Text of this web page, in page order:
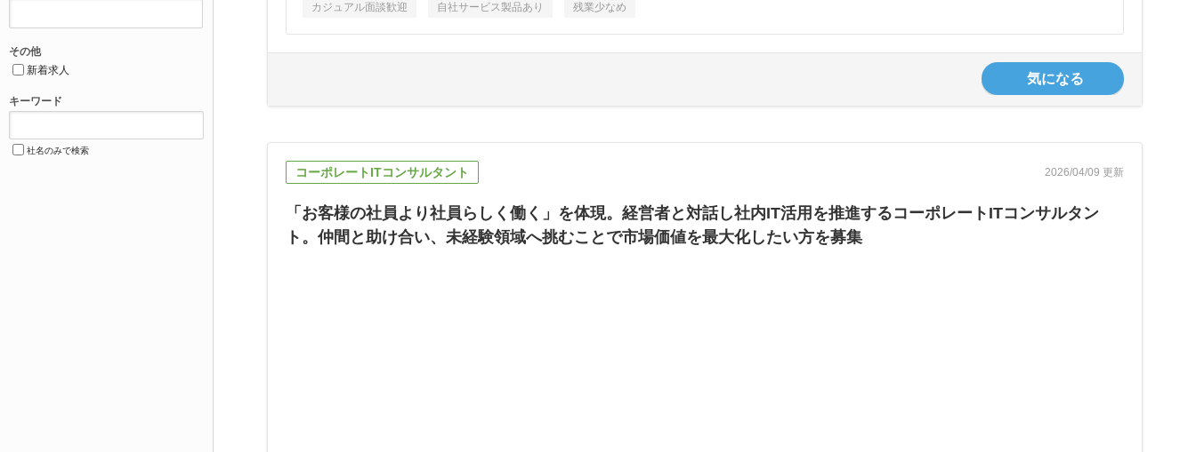
その他
新着求人
キーワード
社名のみで検索
カジュアル面談歓迎 自社サービス製品あり 残業少なめ
気になる
コーポレートITコンサルタント 2026/04/09 更新
「お客様の社員より社員らしく働く」を体現。経営者と対話し社内IT活用を推進するコーポレートITコンサルタン
ト。仲間と助け合い、未経験領域へ挑むことで市場価値を最大化したい方を募集